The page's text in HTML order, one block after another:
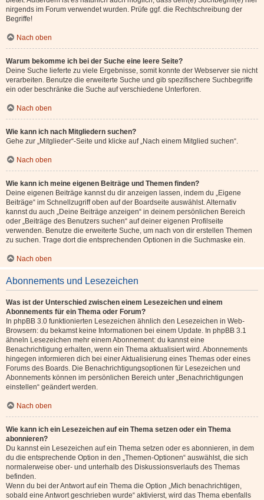
nirgends im Forum verwendet wurden. Prüfe ggf. die Rechtschreibung der
Begriffe!
Nach oben
Warum bekomme ich bei der Suche eine leere Seite?
Deine Suche lieferte zu viele Ergebnisse, somit konnte der Webserver sie nicht
verarbeiten. Benutze die erweiterte Suche und gib spezifischere Suchbegriffe
ein oder beschränke die Suche auf verschiedene Unterforen.
Nach oben
Wie kann ich nach Mitgliedern suchen?
Gehe zur „Mitglieder“-Seite und klicke auf „Nach einem Mitglied suchen“.
Nach oben
Wie kann ich meine eigenen Beiträge und Themen finden?
Deine eigenen Beiträge kannst du dir anzeigen lassen, indem du „Eigene
Beiträge“ im Schnellzugriff oben auf der Boardseite auswählst. Alternativ
kannst du auch „Deine Beiträge anzeigen“ in deinem persönlichen Bereich
oder „Beiträge des Benutzers suchen“ auf deiner eigenen Profilseite
verwenden. Benutze die erweiterte Suche, um nach von dir erstellen Themen
zu suchen. Trage dort die entsprechenden Optionen in die Suchmaske ein.
Nach oben
Abonnements und Lesezeichen
Was ist der Unterschied zwischen einem Lesezeichen und einem
Abonnements für ein Thema oder Forum?
In phpBB 3.0 funktionierten Lesezeichen ähnlich den Lesezeichen in Web-
Browsern: du bekamst keine Informationen bei einem Update. In phpBB 3.1
ähneln Lesezeichen mehr einem Abonnement: du kannst eine
Benachrichtigung erhalten, wenn ein Thema aktualisiert wird. Abonnements
hingegen informieren dich bei einer Aktualisierung eines Themas oder eines
Forums des Boards. Die Benachrichtigungsoptionen für Lesezeichen und
Abonnements können im persönlichen Bereich unter „Benachrichtigungen
einstellen“ geändert werden.
Nach oben
Wie kann ich ein Lesezeichen auf ein Thema setzen oder ein Thema
abonnieren?
Du kannst ein Lesezeichen auf ein Thema setzen oder es abonnieren, in dem
du die entsprechende Option in den „Themen-Optionen“ auswählst, die sich
normalerweise ober- und unterhalb des Diskussionsverlaufs des Themas
befinden.
Wenn du bei der Antwort auf ein Thema die Option „Mich benachrichtigen,
sobald eine Antwort geschrieben wurde“ aktivierst, wird das Thema ebenfalls